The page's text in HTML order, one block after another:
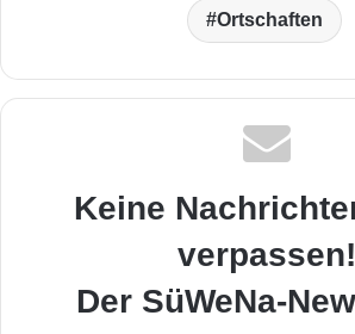
Ortschaften
Keine
verpassen!
Der SüWeNa-